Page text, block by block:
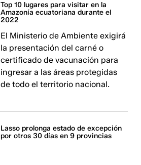
Top 10 lugares para visitar en la
Amazonía ecuatoriana durante el
2022
El Ministerio de Ambiente exigirá
la presentación del carné o
certificado de vacunación para
ingresar a las áreas protegidas
de todo el territorio nacional.
Lasso prolonga estado de excepción
por otros 30 días en 9 provincias